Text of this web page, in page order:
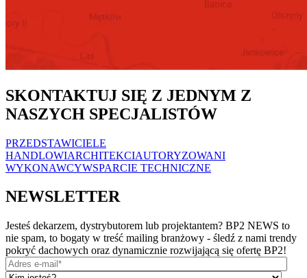
SKONTAKTUJ SIĘ Z JEDNYM Z
NASZYCH SPECJALISTÓW
PRZEDSTAWICIELE
HANDLOWIARCHITEKCIAUTORYZOWANI
WYKONAWCYWSPARCIE TECHNICZNE
NEWSLETTER
Jesteś dekarzem, dystrybutorem lub projektantem? BP2 NEWS to
nie spam, to bogaty w treść mailing branżowy - śledź z nami trendy
pokryć dachowych oraz dynamicznie rozwijającą się ofertę BP2!